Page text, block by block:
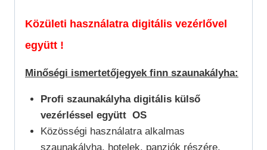
Közületi használatra digitális vezérlővel
együtt !
Minőségi ismertetőjegyek finn szaunakályha:
Profi szaunakályha digitális külső
vezérléssel együtt OS
Közösségi használatra alkalmas
szaunakályha, hotelek, panziók részére,